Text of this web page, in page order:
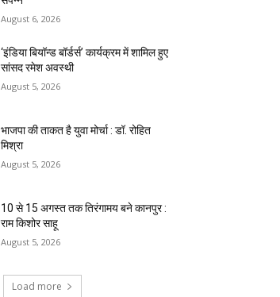
August 6, 2026
‘इंडिया बियॉन्ड बॉर्डर्स’ कार्यक्रम में शामिल हुए
सांसद रमेश अवस्थी
August 5, 2026
भाजपा की ताकत है युवा मोर्चा : डॉ. रोहित
मिश्रा
August 5, 2026
10 से 15 अगस्त तक तिरंगामय बने कानपुर :
राम किशोर साहू
August 5, 2026
Load more